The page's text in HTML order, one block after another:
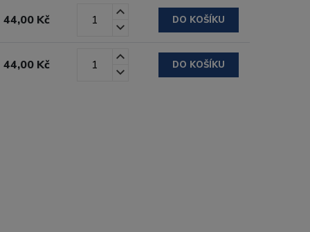
44,00 Kč DO KOŠÍKU
44,00 Kč DO KOŠÍKU